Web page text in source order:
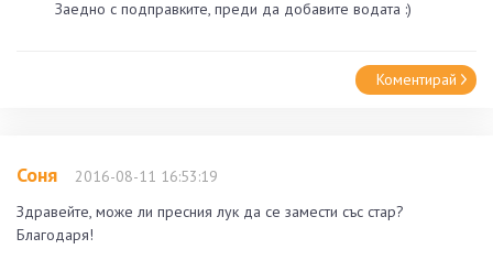
Заедно с подправките, преди да добавите водата :)
Коментирай
Соня
2016-08-11 16:53:19
Здравейте, може ли пресния лук да се замести със стар?
Благодаря!